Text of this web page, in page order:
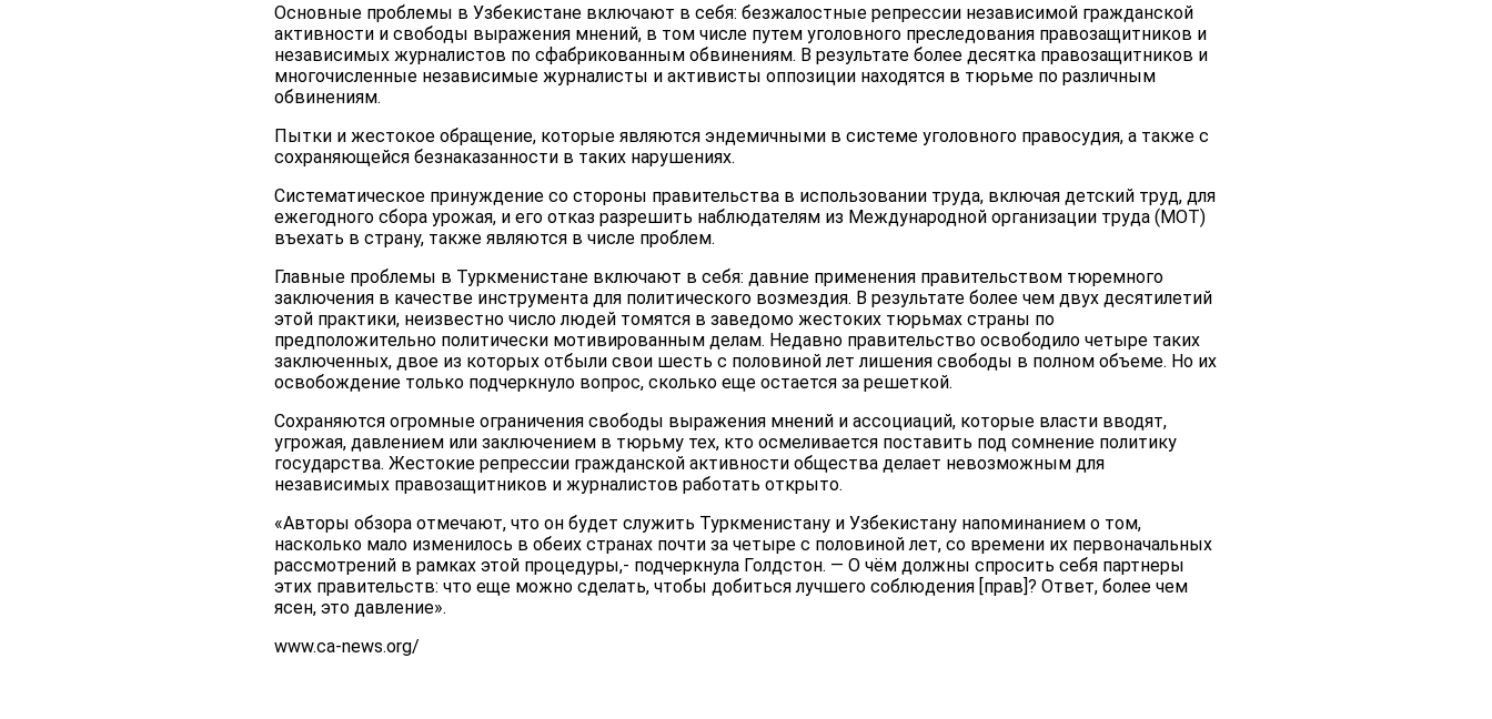
Основные проблемы в Узбекистане включают в себя: безжалостные репрессии независимой гражданской
активности и свободы выражения мнений, в том числе путем уголовного преследования правозащитников и
независимых журналистов по сфабрикованным обвинениям. В результате более десятка правозащитников и
многочисленные независимые журналисты и активисты оппозиции находятся в тюрьме по различным
обвинениям.
Пытки и жестокое обращение, которые являются эндемичными в системе уголовного правосудия, а также с
сохраняющейся безнаказанности в таких нарушениях.
Систематическое принуждение со стороны правительства в использовании труда, включая детский труд, для
ежегодного сбора урожая, и его отказ разрешить наблюдателям из Международной организации труда (МОТ)
въехать в страну, также являются в числе проблем.
Главные проблемы в Туркменистане включают в себя: давние применения правительством тюремного
заключения в качестве инструмента для политического возмездия. В результате более чем двух десятилетий
этой практики, неизвестно число людей томятся в заведомо жестоких тюрьмах страны по
предположительно политически мотивированным делам. Недавно правительство освободило четыре таких
заключенных, двое из которых отбыли свои шесть с половиной лет лишения свободы в полном объеме. Но их
освобождение только подчеркнуло вопрос, сколько еще остается за решеткой.
Сохраняются огромные ограничения свободы выражения мнений и ассоциаций, которые власти вводят,
угрожая, давлением или заключением в тюрьму тех, кто осмеливается поставить под сомнение политику
государства. Жестокие репрессии гражданской активности общества делает невозможным для
независимых правозащитников и журналистов работать открыто.
«Авторы обзора отмечают, что он будет служить Туркменистану и Узбекистану напоминанием о том,
насколько мало изменилось в обеих странах почти за четыре с половиной лет, со времени их первоначальных
рассмотрений в рамках этой процедуры,- подчеркнула Голдстон. — О чём должны спросить себя партнеры
этих правительств: что еще можно сделать, чтобы добиться лучшего соблюдения [прав]? Ответ, более чем
ясен, это давление».
www.ca-news.org/